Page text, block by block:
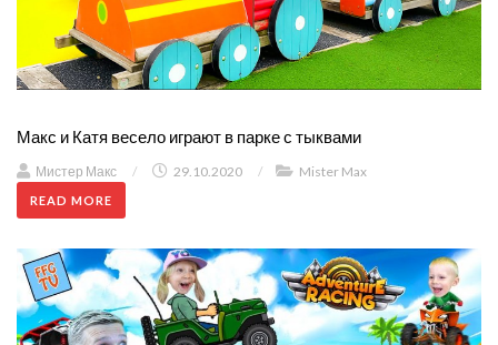
Макс и Катя весело играют в парке с тыквами
Мистер Макс / 29.10.2020 / Mister Max
READ MORE